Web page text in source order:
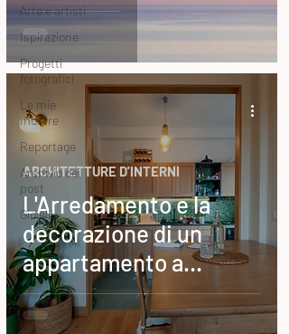
Arte e artisti
Ispirazione
Progetti
fotografici
Le mie
mostre
Reportage
Archivio dei
post
Gioielli
L'Arredamento e la
decorazione di un
appartamento a
Monteverde
ARCHITETTURE D'INTERNI